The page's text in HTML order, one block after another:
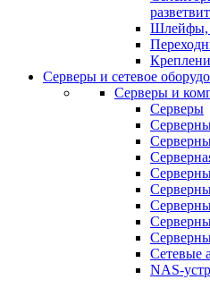
Шлейфы,
Серверы и сетевое
Серверы и
Серверы
Сетевые
NAS-